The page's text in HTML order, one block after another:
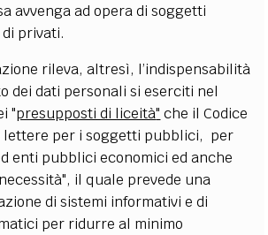
avvenga ad opera di soggetti
privati.
rileva, altresì, l’indispensabilità
dei dati personali si eserciti nel
"presupposti di liceità" che il Codice
lettere per i soggetti pubblici, per
enti pubblici economici ed anche
il quale prevede una
di sistemi informativi e di
per ridurre al minimo